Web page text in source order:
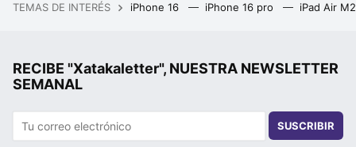
TEMAS DE INTERÉS iPhone 16 iPhone 16 pro iPad Air
RECIBE "Xatakaletter", NUESTRA NEWSLETTER
SEMANAL
SUSCRIBIR